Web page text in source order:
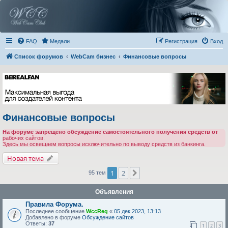
FAQ Медали Вход
Регистрация
Список форумов WebCam бизнес Финансовые вопросы
Финансовые вопросы
На форуме запрещено обсуждение самостоятельного получения средств от
рабочих сайтов.
Здесь мы освещаем вопросы исключительно по выводу средств из банкинга.
Новая тема
95 тем 1 2
Объявления
Правила Форума.
Последнее сообщение WccReg « 05 дек 2023, 13:13
Добавлено в форуме Обсуждение сайтов
Ответы: 37 1 2 3